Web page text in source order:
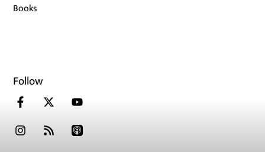
Books
Follow